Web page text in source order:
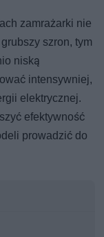
zamrażarki nie
szron, tym
niską
intensywniej,
elektrycznej.
efektywność
prowadzić do